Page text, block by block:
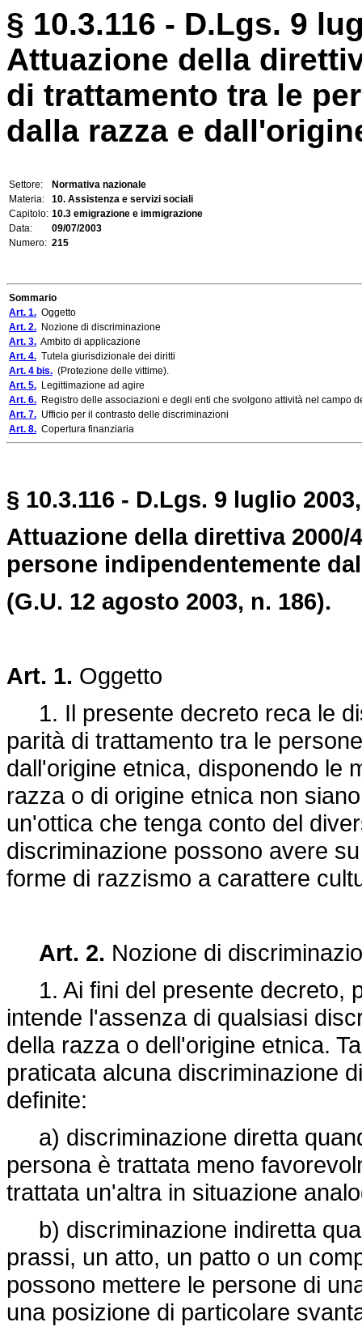
§ 10.3.116 - D.Lgs. 9
Attuazione della
di trattamento tra le
dalla razza e
Settore:
Normativa nazionale
Materia:
10. Assistenza e servizi sociali
Capitolo: 10.3 emigrazione e immigrazione
Data:
09/07/2003
Numero: 215
Sommario
Art. 1. Oggetto
Art. 2. Nozione di discriminazione
Art. 3. Ambito di applicazione
Art. 4. Tutela giurisdizionale dei diritti
Art. 4 bis. (Protezione delle vittime).
Art. 5. Legittimazione ad agire
Art. 6. Registro delle associazioni e degli enti che svolgono attività nel campo
Art. 7. Ufficio per il contrasto delle discriminazioni
Art. 8. Copertura finanziaria
§ 10.3.116 - D.Lgs. 9 luglio
Attuazione della direttiva
persone indipendentemente
(G.U. 12 agosto 2003, n. 186).
Art. 1. Oggetto
1. Il presente decreto reca le
parità di trattamento tra le
dall'origine etnica, disponendo le
razza o di origine etnica non
un'ottica che tenga conto del
discriminazione possono avere
forme di razzismo a carattere
Art. 2. Nozione di
1. Ai fini del presente decreto,
intende l'assenza di qualsiasi
della razza o dell'origine etnica.
praticata alcuna discriminazione
definite:
a) discriminazione diretta
persona è trattata meno
trattata un'altra in situazione
b) discriminazione indiretta
prassi, un atto, un patto o un
possono mettere le persone di
una posizione di particolare